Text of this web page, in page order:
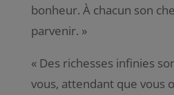
bonheur. À chacun son
parvenir. »
« Des richesses infinies
vous, attendant que vous